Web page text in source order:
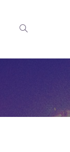
Attiva/